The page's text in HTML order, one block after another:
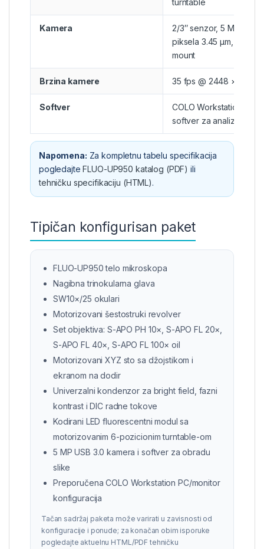
turntable
Kamera
2/3″ senzor, 5 MP,
piksela 3.45 μm, USB
mount
Brzina kamere 35 fps @ 2448 × 2048
Softver
COLO Workstation +
softver za analizu slike
Napomena: Za kompletnu tabelu specifikacija
pogledajteFLUO-UP950 katalog (PDF) ili
tehničku specifikaciju (HTML).
Tipičan konfigurisan paket
FLUO-UP950 telo mikroskopa
Nagibna trinokularna glava
SW10×/25 okulari
Motorizovani šestostruki revolver
Set objektiva: S-APO PH 10×, S-APO FL 20×,
S-APO FL 40×, S-APO FL 100× oil
Motorizovani XYZ sto sa džojstikom i
ekranom na dodir
Univerzalni kondenzor za bright field, fazni
kontrast i DIC radne tokove
Kodirani LED fluorescentni modul sa
motorizovanim 6-pozicionim turntable-om
5 MP USB 3.0 kamera i softver za obradu
slike
Preporučena COLO Workstation PC/monitor
konfiguracija
Tačan sadržaj paketa može varirati u zavisnosti od
konfiguracije i ponude; za konačan obim isporuke
pogledajte aktuelnu HTML/PDF tehničku